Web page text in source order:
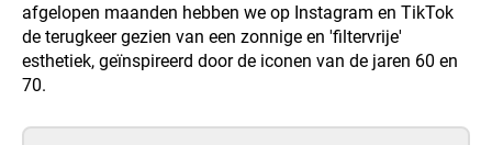
afgelopen maanden hebben we op Instagram en TikTok
de terugkeer gezien van een zonnige en 'filtervrije'
esthetiek, geïnspireerd door de iconen van de jaren 60 en
70.